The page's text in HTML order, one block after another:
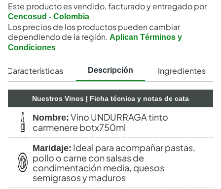
Este producto es vendido, facturado y entregado por
Cencosud - Colombia
Los precios de los productos pueden cambiar
dependiendo de la región. Aplican Términos y
Condiciones
Características Descripción Ingredientes
Nuestros Vinos | Ficha técnica y notas de cata
Nombre: Vino UNDURRAGA tinto
carmenere botx750ml
Maridaje: Ideal para acompañar pastas,
pollo o carne con salsas de
condimentación media, quesos
semigrasos y maduros